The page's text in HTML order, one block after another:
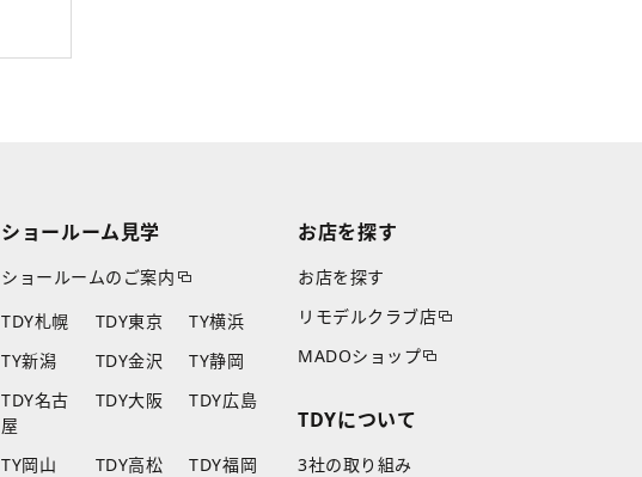
ショールーム見学
ショールームのご案内
TDY札幌
TDY東京
TY横浜
TY新潟
TDY金沢
TY静岡
TDY名古
屋
TDY大阪 TDY広島
TY岡山 TDY高松
TDY福岡
お店を探す
お店を探す
リモデルクラブ店
MADOショップ
TDYについて
3社の取り組み